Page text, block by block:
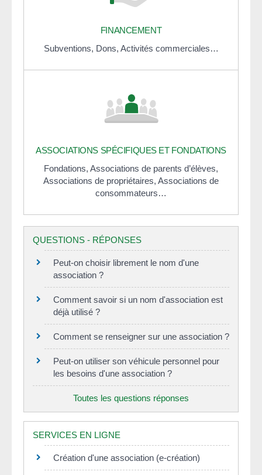
FINANCEMENT
Subventions, Dons, Activités commerciales…
ASSOCIATIONS SPÉCIFIQUES ET FONDATIONS
Fondations, Associations de parents d’élèves,
Associations de propriétaires, Associations de
consommateurs…
QUESTIONS - RÉPONSES
Peut-on choisir librement le nom d'une
association ?
Comment savoir si un nom d'association est
déjà utilisé ?
Comment se renseigner sur une association ?
Peut-on utiliser son véhicule personnel pour
les besoins d'une association ?
Toutes les questions réponses
SERVICES EN LIGNE
Création d'une association (e-création)